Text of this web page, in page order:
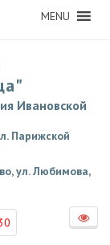
MENU
Ивановской
Парижской
ул. Любимова,